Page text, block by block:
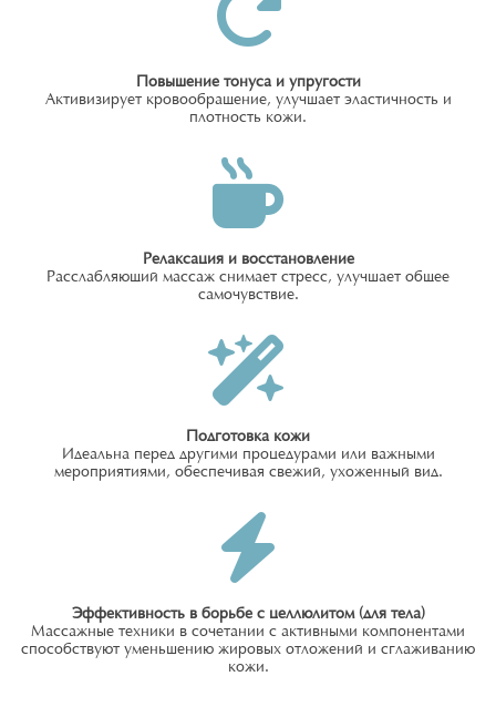
Повышение тонуса и упругости
Активизирует кровообращение, улучшает эластичность и
плотность кожи.
Релаксация и восстановление
Расслабляющий массаж снимает стресс, улучшает общее
самочувствие.
Подготовка кожи
Идеальна перед другими процедурами или важными
мероприятиями, обеспечивая свежий, ухоженный вид.
Эффективность в борьбе с целлюлитом (для тела)
Массажные техники в сочетании с активными компонентами
способствуют уменьшению жировых отложений и сглаживанию
кожи.